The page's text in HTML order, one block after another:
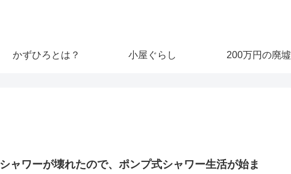
かずひろとは？ 小屋ぐらし 200万円の廃墟
シャワーが壊れたので、ポンプ式シャワー生活が始ま